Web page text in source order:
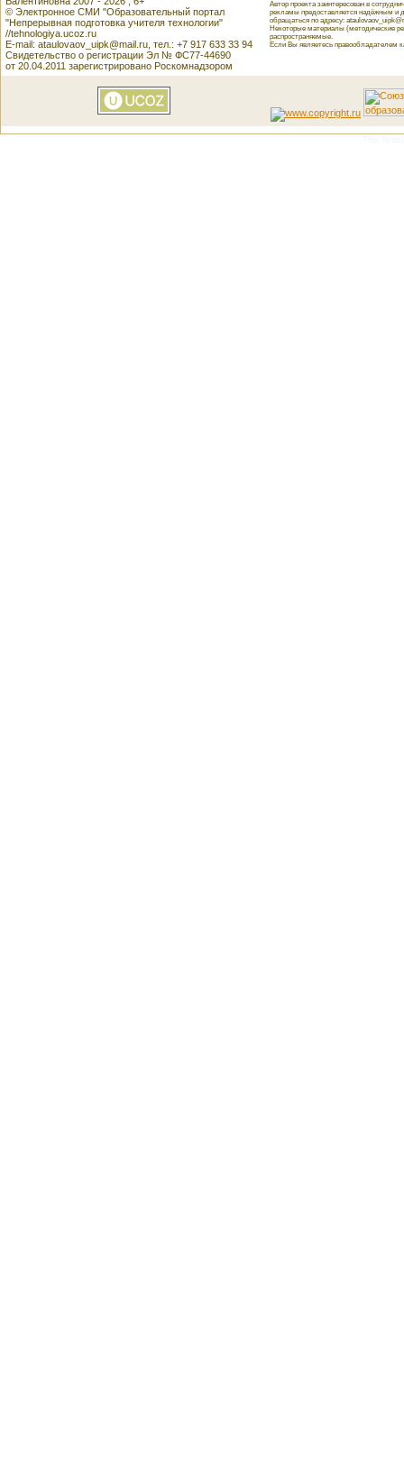
© Электронное СМИ "Образовательный портал
"Непрерывная подготовка учителя технологии"
//tehnologiya.ucoz.ru
E-mail: ataulovaov_uipk@mail.ru, тел.: +7 917 633 33 94
Свидетельство о регистрации Эл № ФС77-44690
от 20.04.2011 зарегистрировано Роскомнадзором
Автор проекта заинтересован в
рекламы предоставляется надёжным и
обращаться по адресу:
Некоторые материалы (методические
распространяемые.
Если Вы являетесь правообладателем